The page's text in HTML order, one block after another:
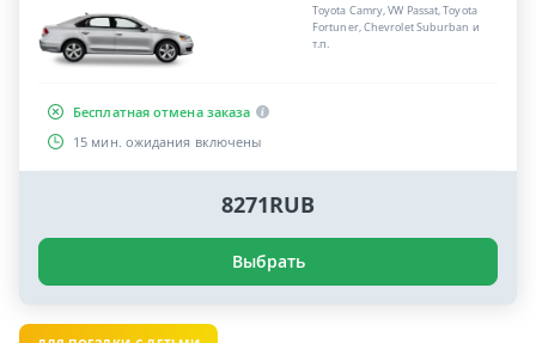
Toyota Camry, VW Passat, Toyota
Fortuner, Chevrolet Suburban и
т.п.
Бесплатная отмена заказа
15 мин. ожидания включены
8271RUB
Выбрать